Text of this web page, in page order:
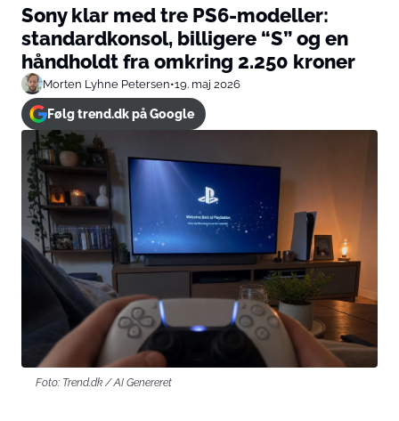
Sony klar med tre PS6-modeller:
standardkonsol, billigere “S” og en
håndholdt fra omkring 2.250 kroner
Morten Lyhne Petersen•19. maj 2026
Følg trend.dk på Google
Foto: Trend.dk / AI Genereret